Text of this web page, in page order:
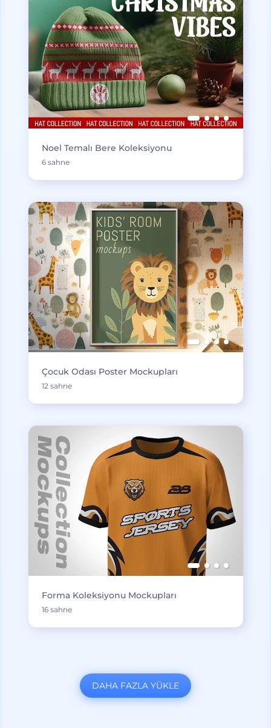
Noel Temalı Bere Koleksiyonu
6 sahne
Çocuk Odası Poster Mockupları
12 sahne
Forma Koleksiyonu Mockupları
16 sahne
DAHA FAZLA YÜKLE